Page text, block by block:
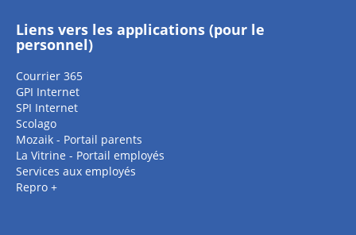
Liens vers les applications (pour le
personnel)
Courrier 365
GPI Internet
SPI Internet
Scolago
Mozaik - Portail parents
La Vitrine - Portail employés
Services aux employés
Repro +